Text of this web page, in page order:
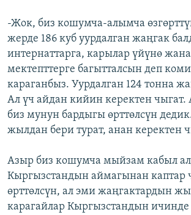
-Жок, биз кошумча-алымча
жерде 186 куб уурдалган жаңгак
интернаттарга, карылар үйүнө
мектепттерге багытталсын деп
караганбыз. Уурдалган 124 тонна
Ал үч айдан кийин керектен
биз мунун бардыгы өрттөлсүн
жылдан бери турат, анан керектен
Азыр биз кошумча мыйзам кабыл
Кыргызстандын аймагынан каптар
өрттөлсүн, ал эми жаңгактардын
карагайлар Кыргызстандын